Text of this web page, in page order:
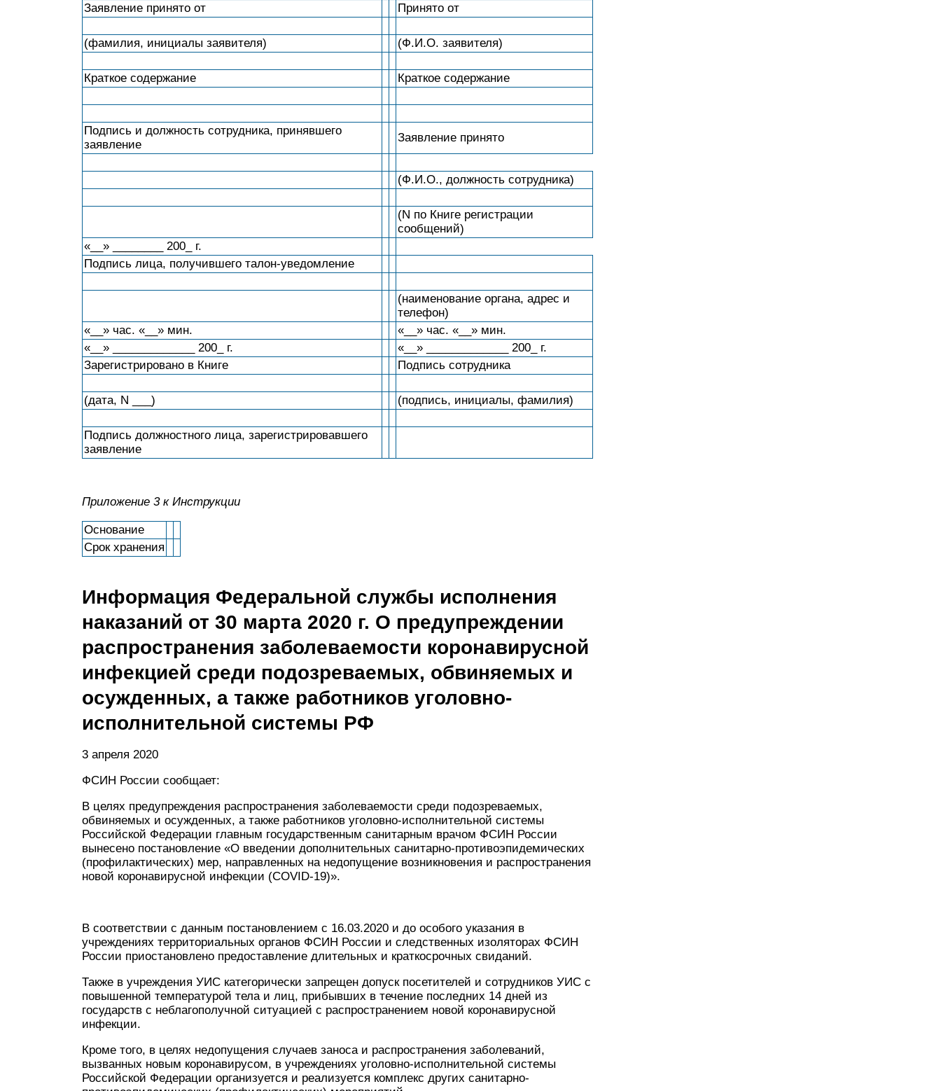
Заявление принято от Принято от
(фамилия, инициалы заявителя) (Ф.И.О. заявителя)
Краткое содержание Краткое содержание
Подпись и должность сотрудника, принявшего
заявление
Заявление принято
(Ф.И.О., должность сотрудника)
(N по Книге регистрации
сообщений)
«__» ________ 200_ г.
Подпись лица, получившего талон-уведомление
(наименование органа, адрес и
телефон)
«__» час. «__» мин.
«__» час. «__» мин.
«__» _____________ 200_ г.
«__» _____________ 200_ г.
Зарегистрировано в Книге
Подпись сотрудника
(дата, N ___) (подпись, инициалы, фамилия)
Подпись должностного лица, зарегистрировавшего
заявление
Приложение 3 к Инструкции
Основание
Срок хранения
Информация Федеральной службы исполнения
наказаний от 30 марта 2020 г. О предупреждении
распространения заболеваемости коронавирусной
инфекцией среди подозреваемых, обвиняемых и
осужденных, а также работников уголовно-
исполнительной системы РФ
3 апреля 2020
ФСИН России сообщает:
В целях предупреждения распространения заболеваемости среди подозреваемых,
обвиняемых и осужденных, а также работников уголовно-исполнительной системы
Российской Федерации главным государственным санитарным врачом ФСИН России
вынесено постановление «О введении дополнительных санитарно-противоэпидемических
(профилактических) мер, направленных на недопущение возникновения и распространения
новой коронавирусной инфекции (COVID-19)».
В соответствии c данным постановлением с 16.03.2020 и до особого указания в
учреждениях территориальных органов ФСИН России и следственных изоляторах ФСИН
России приостановлено предоставление длительных и краткосрочных свиданий.
Также в учреждения УИС категорически запрещен допуск посетителей и сотрудников УИС с
повышенной температурой тела и лиц, прибывших в течение последних 14 дней из
государств с неблагополучной ситуацией с распространением новой коронавирусной
инфекции.
Кроме того, в целях недопущения случаев заноса и распространения заболеваний,
вызванных новым коронавирусом, в учреждениях уголовно-исполнительной системы
Российской Федерации организуется и реализуется комплекс других санитарно-